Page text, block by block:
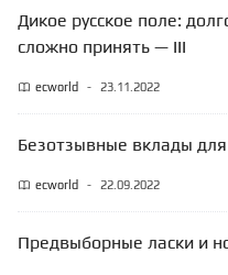
Дикое русское поле:
сложно принять — III
ecworld - 23.11.2022
Безотзывные вклады
ecworld - 22.09.2022
Предвыборные ласки и